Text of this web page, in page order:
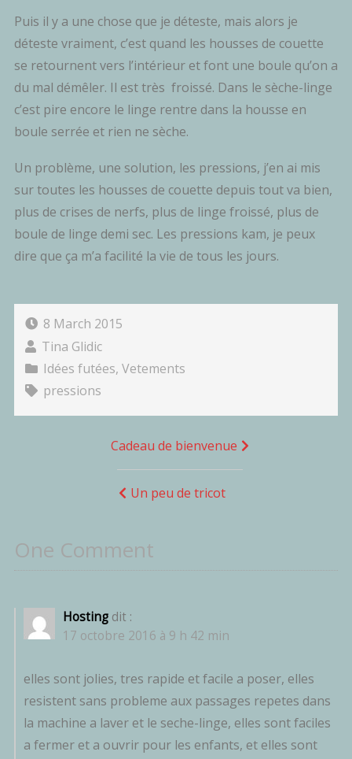
Puis il y a une chose que je déteste, mais alors je
déteste vraiment, c’est quand les housses de couette
se retournent vers l’intérieur et font une boule qu’on a
du mal démêler. Il est très froissé. Dans le sèche-linge
c’est pire encore le linge rentre dans la housse en
boule serrée et rien ne sèche.
Un problème, une solution, les pressions, j’en ai mis
sur toutes les housses de couette depuis tout va bien,
plus de crises de nerfs, plus de linge froissé, plus de
boule de linge demi sec. Les pressions kam, je peux
dire que ça m’a facilité la vie de tous les jours.
8 March 2015
Tina Glidic
Idées futées, Vetements
pressions
NavigationCadeau de bienvenue
Un peu de tricot
One Comment
Hosting dit :
17 octobre 2016 à 9 h 42 min
elles sont jolies, tres rapide et facile a poser, elles
resistent sans probleme aux passages repetes dans
la machine a laver et le seche-linge, elles sont faciles
a fermer et a ouvrir pour les enfants, et elles sont